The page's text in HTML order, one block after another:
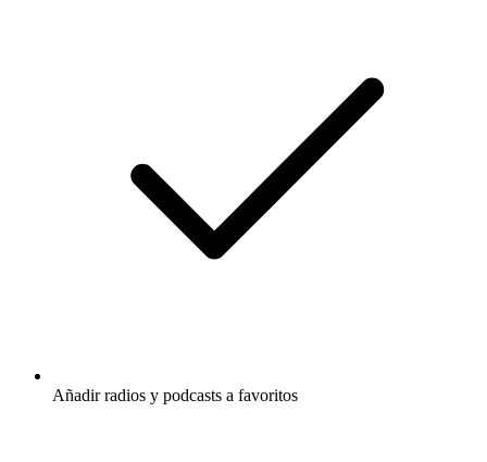
Añadir radios y podcasts a favoritos